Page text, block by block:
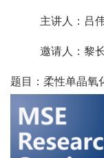
主讲人 ： 吕
邀请人 ： 黎
题目 ： 柔性单晶氧